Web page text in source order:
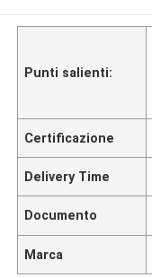
Punti salienti:
Certificazione
Delivery Time
Documento
Marca